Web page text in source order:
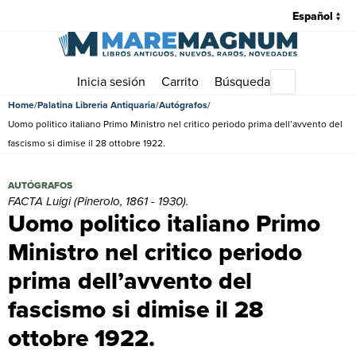
Inicia sesión Carrito Búsqueda
Home Palatina Libreria Antiquaria Autógrafos
Uomo politico italiano Primo Ministro nel critico periodo prima dell’avvento del
fascismo si dimise il 28 ottobre 1922.
Uomo politico italiano Primo
Ministro nel critico periodo
prima dell’avvento del
fascismo si dimise il 28
ottobre 1922.
Uomo politico italiano Primo Ministro nel critico periodo prima
AUTÓGRAFOS
FACTA Luigi (Pinerolo, 1861 - 1930).